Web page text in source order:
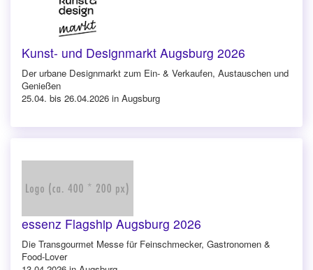
Kunst- und Designmarkt Augsburg 2026
Der urbane Designmarkt zum Ein- & Verkaufen, Austauschen und
Genießen
25.04. bis 26.04.2026 in Augsburg
essenz Flagship Augsburg 2026
Die Transgourmet Messe für Feinschmecker, Gastronomen &
Food-Lover